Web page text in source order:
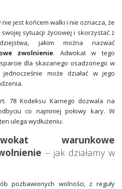
jest końcem walki i nie oznacza, że
sytuacji życiowej i skorzystać z
jakim można nazwać
zwolnienie. Adwokat w tego
dla skazanego osadzonego w
może działać w jego
78 Kodeksu Karnego dozwala na
co najmniej połowy kary. W
ulega wydłużeniu.
warunkowe
– jak działamy w
pozbawionych wolności, z reguły